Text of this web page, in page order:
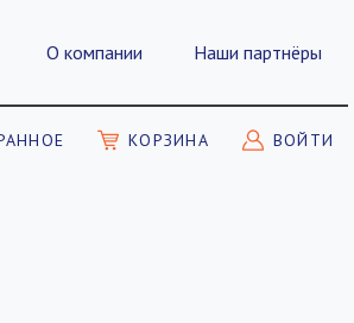
О компании Наши партнёры
КОРЗИНА ВОЙТИ